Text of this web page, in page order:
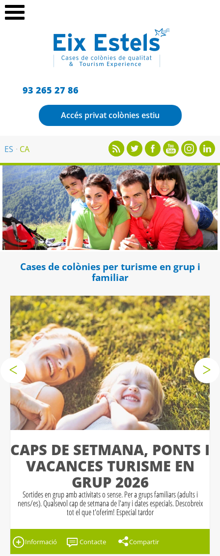
93 265 27 86
Accés privat colònies estiu
ES CA
Cases de colònies per turisme en grup i
familiar
CAPS DE SETMANA, PONTS I
VACANCES TURISME EN
GRUP 2026
Sortides en grup amb activitats o sense. Per a grups familiars (adults i
nens/es). Qualsevol cap de setmana de l'any i dates especials. Descobreix
tot el que t'oferim! Especial tardor
Informació Contacte Compartir